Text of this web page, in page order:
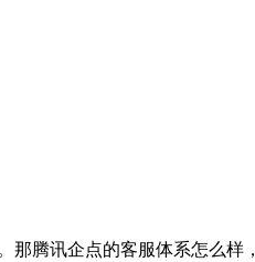
那腾讯企点的客服体系怎么样